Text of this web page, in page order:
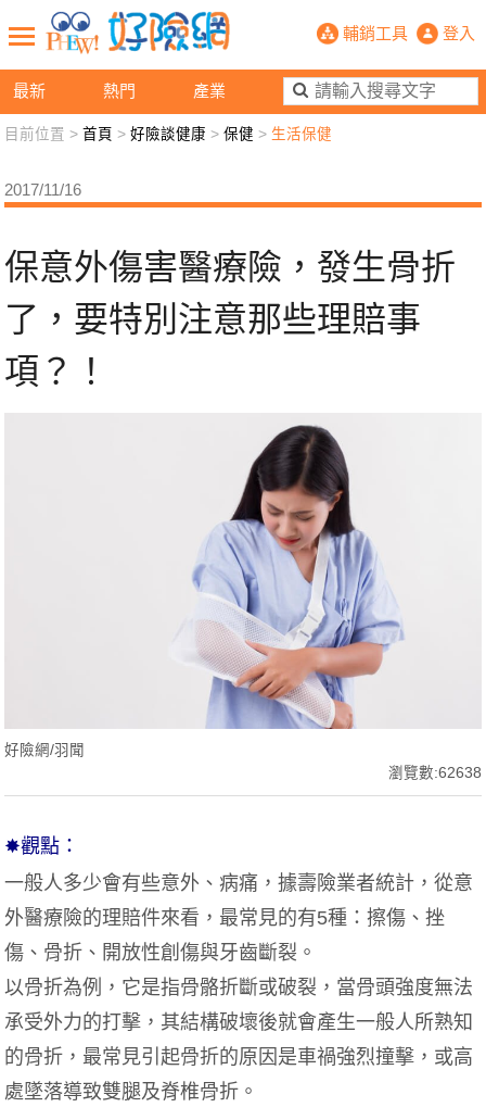
最新 熱門 產業
保意外傷害醫療險，發生骨折了
輔銷工具 登入
新聞觀點 業務交流 好險懂生活
退休先準備 好險學堂 輔銷工具 活動專區
目前位置 >首頁 >好險談健康 >保健 > 生活保健
2017/11/16
保意外傷害醫療險，發生骨折
了，要特別注意那些理賠事
項？！
好險網/羽聞
瀏覽數:62638
✸觀點：
一般人多少會有些意外、病痛，據壽險業者統計，從意
外醫療險的理賠件來看，最常見的有5種：擦傷、挫
傷、骨折、開放性創傷與牙齒斷裂。
以骨折為例，它是指骨骼折斷或破裂，當骨頭強度無法
承受外力的打擊，其結構破壞後就會產生一般人所熟知
的骨折，最常見引起骨折的原因是車禍強烈撞擊，或高
處墜落導致雙腿及脊椎骨折。